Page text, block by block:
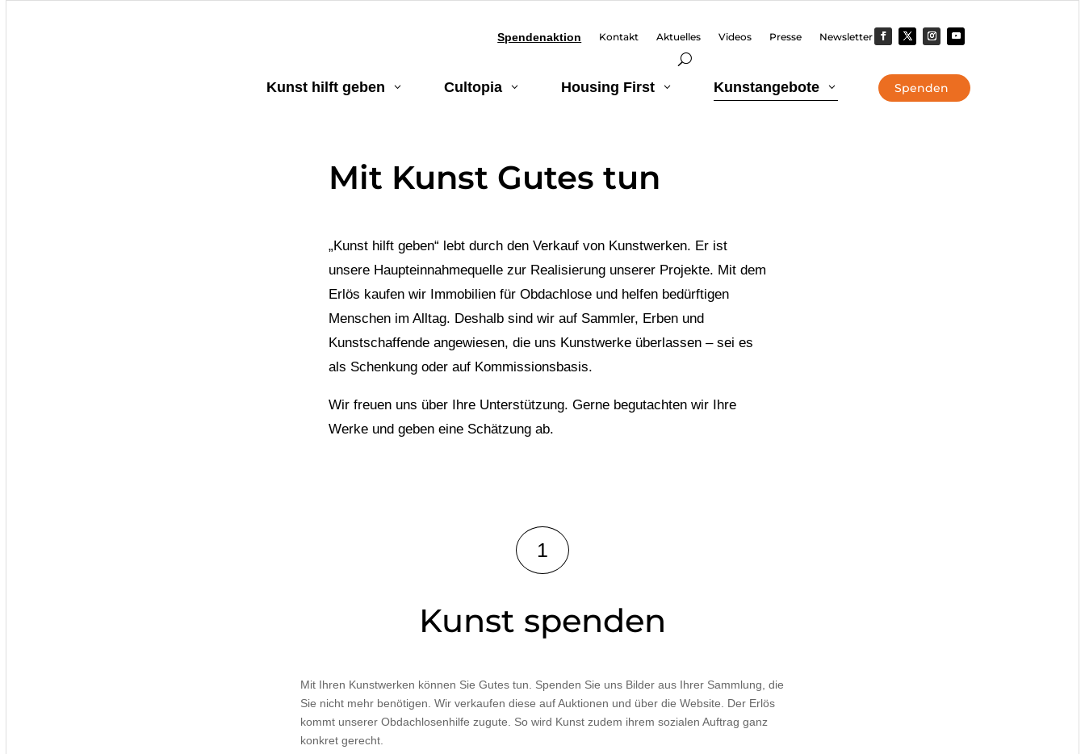
Spendenaktion Kontakt Aktuelles Videos Presse Newsletter
Kunst hilft geben 3 Cultopia 3 Housing First 3 Kunstangebote 3 Spenden
Mit Kunst Gutes tun
„Kunst hilft geben“ lebt durch den Verkauf von Kunstwerken. Er ist
unsere Haupteinnahmequelle zur Realisierung unserer Projekte. Mit dem
Erlös kaufen wir Immobilien für Obdachlose und helfen bedürftigen
Menschen im Alltag. Deshalb sind wir auf Sammler, Erben und
Kunstschaffende angewiesen, die uns Kunstwerke überlassen – sei es
als Schenkung oder auf Kommissionsbasis.
Wir freuen uns über Ihre Unterstützung. Gerne begutachten wir Ihre
Werke und geben eine Schätzung ab.
1
Kunst spenden
Mit Ihren Kunstwerken können Sie Gutes tun. Spenden Sie uns Bilder aus Ihrer Sammlung, die
Sie nicht mehr benötigen. Wir verkaufen diese auf Auktionen und über die Website. Der Erlös
kommt unserer Obdachlosenhilfe zugute. So wird Kunst zudem ihrem sozialen Auftrag ganz
konkret gerecht.